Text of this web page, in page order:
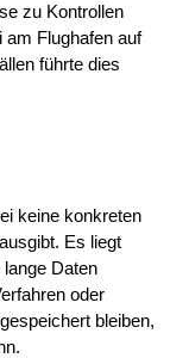
zu Kontrollen
am Flughafen auf
führte dies
keine konkreten
Es liegt
Daten
oder
bleiben,